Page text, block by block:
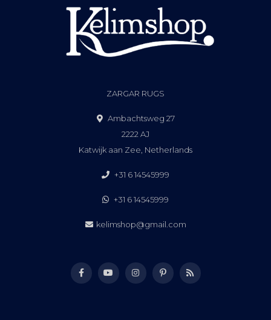
ZARGAR RUGS
Ambachtsweg 27
2222 AJ
Katwijk aan Zee, Netherlands
+31 6 14545999
+31 6 14545999
kelimshop@gmail.com